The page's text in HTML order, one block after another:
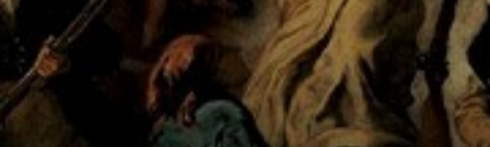
expuso en el
Salón de 1831.